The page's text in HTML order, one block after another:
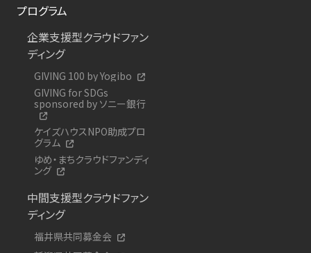
プログラム
企業支援型クラウドファン
ディング
GIVING 100 by Yogibo
GIVING for SDGs
sponsored by ソニー銀行
ケイズハウスNPO助成プロ
グラム
ゆめ・まちクラウドファンディ
ング
中間支援型クラウドファン
ディング
福井県共同募金会